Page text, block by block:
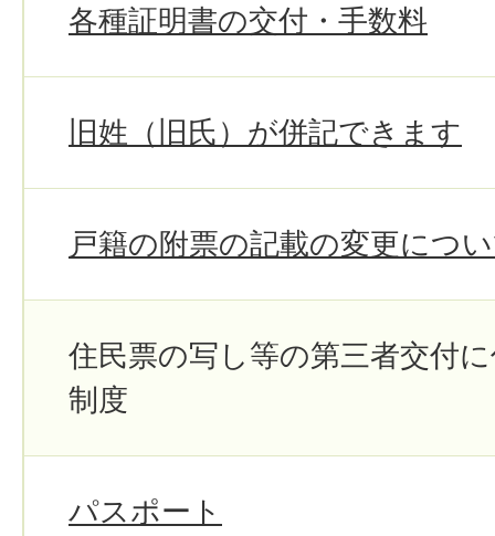
各種証明書の交付・手数料
旧姓（旧氏）が併記できます
戸籍の附票の記載の変更につ
住民票の写し等の第三者交付
制度
パスポート